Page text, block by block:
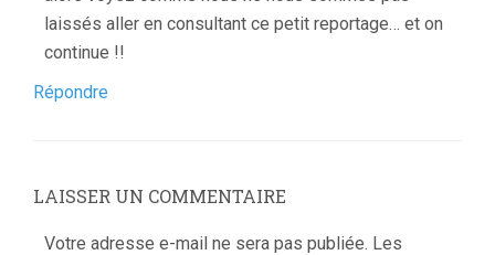
laissés aller en consultant ce petit reportage… et on
continue !!
Répondre
LAISSER UN COMMENTAIRE
Votre adresse e-mail ne sera pas publiée. Les